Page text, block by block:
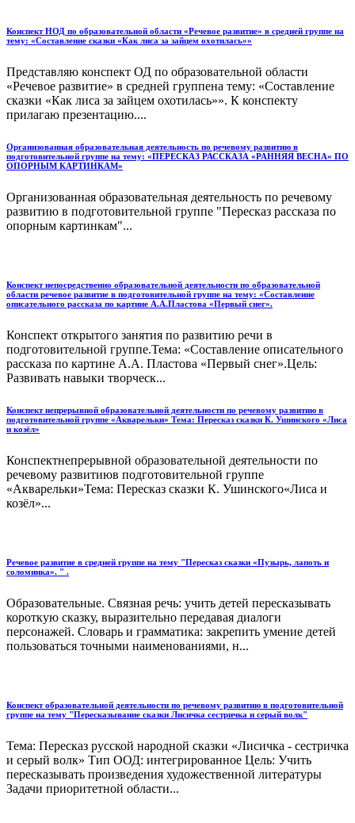
Конспект НОД по образовательной области «Речевое развитие» в средней группе на
тему: «Составление сказки «Как лиса за зайцем охотилась»»
Представляю конспект ОД по образовательной области
«Речевое развитие» в средней группена тему: «Составление
сказки «Как лиса за зайцем охотилась»». К конспекту
прилагаю презентацию....
Организованная образовательная деятельность по речевому развитию в
подготовительной группе на тему: «ПЕРЕСКАЗ РАССКАЗА «РАННЯЯ ВЕСНА» ПО
ОПОРНЫМ КАРТИНКАМ»
Организованная образовательная деятельность по речевому
развитию в подготовительной группе "Пересказ рассказа по
опорным картинкам"...
Конспект непосредственно образовательной деятельности по образовательной
области речевое развитие в подготовительной группе на тему: «Составление
описательного рассказа по картине А.А.Пластова «Первый снег».
Конспект открытого занятия по развитию речи в
подготовительной группе.Тема: «Составление описательного
рассказа по картине А.А. Пластова «Первый снег».Цель:
Развивать навыки творческ...
Конспект непрерывной образовательной деятельности по речевому развитию в
подготовительной группе «Акварельки» Тема: Пересказ сказки К. Ушинского «Лиса
и козёл»
Конспектнепрерывной образовательной деятельности по
речевому развитиюв подготовительной группе
«Акварельки»Тема: Пересказ сказки К. Ушинского«Лиса и
козёл»...
Речевое развитие в средней группе на тему "Пересказ сказки «Пузырь, лапоть и
соломинка». " .
Образовательные. Связная речь: учить детей пересказывать
короткую сказку, выразительно передавая диалоги
персонажей. Словарь и грамматика: закрепить умение детей
пользоваться точными наименованиями, н...
Конспект образовательной деятельности по речевому развитию в подготовительной
группе на тему "Пересказывание сказки Лисичка сестричка и серый волк"
Тема: Пересказ русской народной сказки «Лисичка - сестричка
и серый волк» Тип ООД: интегрированное Цель: Учить
пересказывать произведения художественной литературы
Задачи приоритетной области...